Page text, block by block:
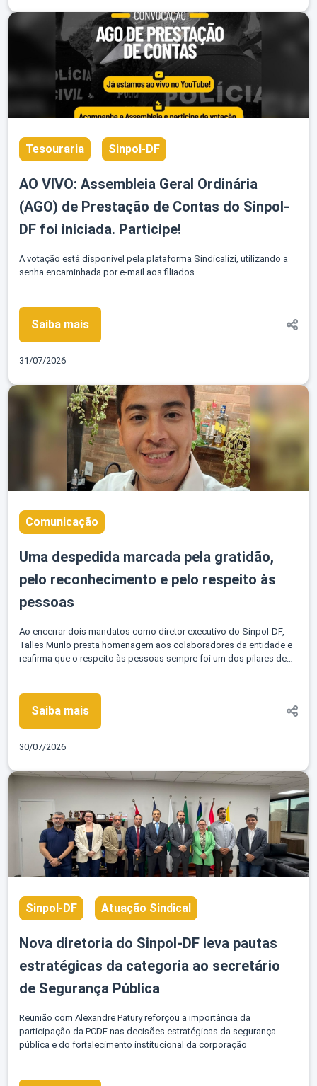
Tesouraria Sinpol-DF
AO VIVO: Assembleia Geral Ordinária
(AGO) de Prestação de Contas do Sinpol-
DF foi iniciada. Participe!
A votação está disponível pela plataforma Sindicalizi, utilizando a
senha encaminhada por e-mail aos filiados
Saiba mais
31/07/2026
Comunicação
Uma despedida marcada pela gratidão,
pelo reconhecimento e pelo respeito às
pessoas
Ao encerrar dois mandatos como diretor executivo do Sinpol-DF,
Talles Murilo presta homenagem aos colaboradores da entidade e
reafirma que o respeito às pessoas sempre foi um dos pilares de
Saiba mais
30/07/2026
Sinpol-DF Atuação Sindical
Nova diretoria do Sinpol-DF leva pautas
estratégicas da categoria ao secretário
de Segurança Pública
Reunião com Alexandre Patury reforçou a importância da
participação da PCDF nas decisões estratégicas da segurança
pública e do fortalecimento institucional da corporação